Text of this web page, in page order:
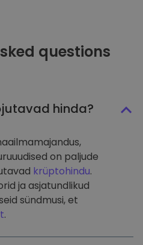
questions
hinda?
on paljude
krüptohindu.
ja asjatundlikud
sündmusi, et
.